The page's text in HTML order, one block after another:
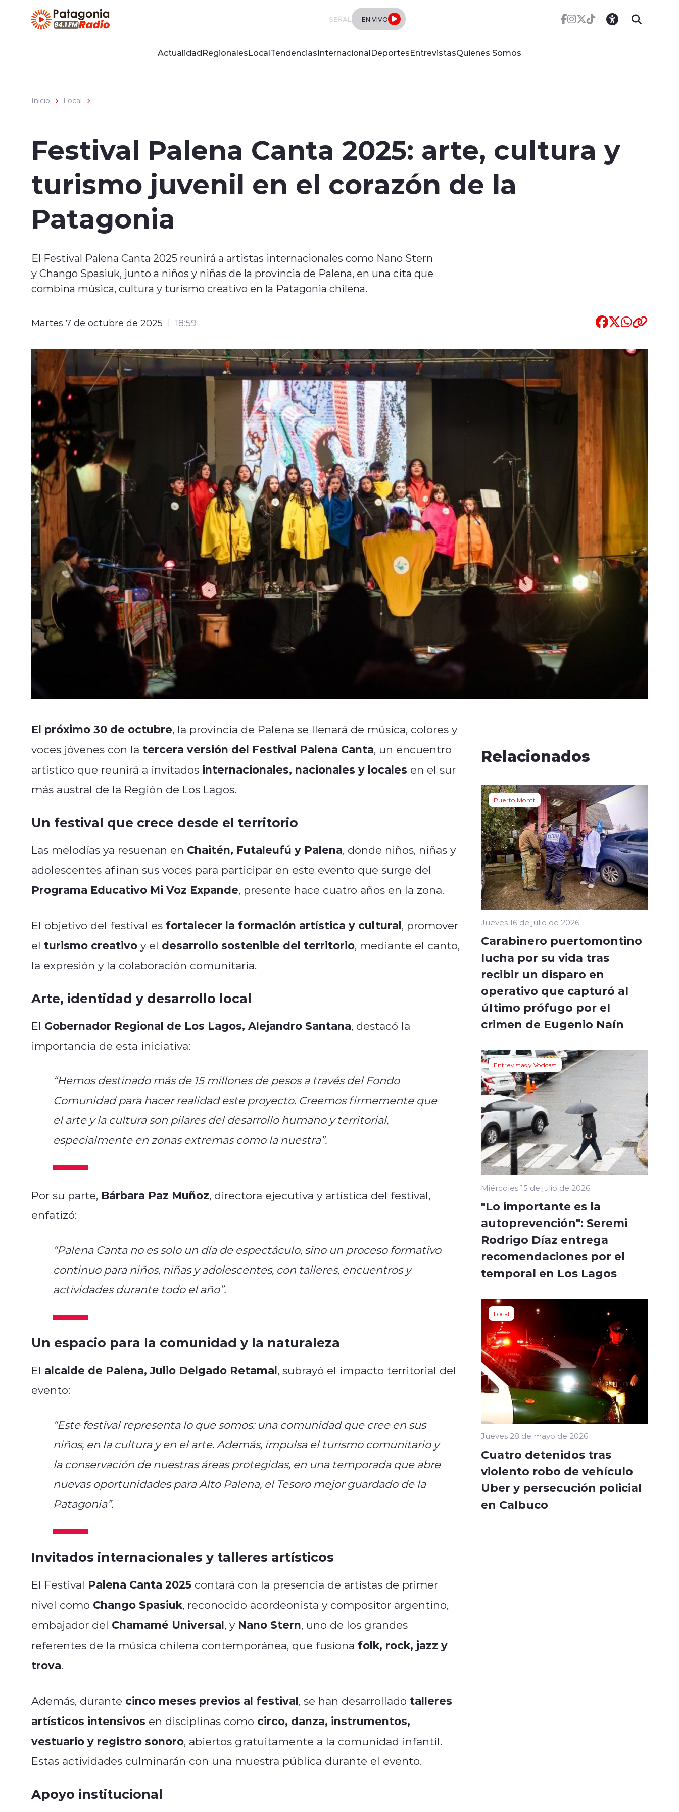
SEÑAL EN VIVO
ActualidadRegionalesLocalTendenciasInternacionalDeportesEntrevistasQuienes Somos
Inicio Local
Festival Palena Canta 2025: arte, cultura y
turismo juvenil en el corazón de la
Patagonia
El Festival Palena Canta 2025 reunirá a artistas internacionales como Nano Stern
y Chango Spasiuk, junto a niños y niñas de la provincia de Palena, en una cita que
combina música, cultura y turismo creativo en la Patagonia chilena.
Martes 7 de octubre de 2025 18:59
El próximo 30 de octubre, la provincia de Palena se llenará de música, colores y
voces jóvenes con la tercera versión del Festival Palena Canta, un encuentro
artístico que reunirá a invitados internacionales, nacionales y locales en el sur
más austral de la Región de Los Lagos.
Un festival que crece desde el territorio
Las melodías ya resuenan en Chaitén, Futaleufú y Palena, donde niños, niñas y
adolescentes afinan sus voces para participar en este evento que surge del
Programa Educativo Mi Voz Expande, presente hace cuatro años en la zona.
El objetivo del festival es fortalecer la formación artística y cultural, promover
el turismo creativo y el desarrollo sostenible del territorio, mediante el canto,
la expresión y la colaboración comunitaria.
Arte, identidad y desarrollo local
El Gobernador Regional de Los Lagos, Alejandro Santana, destacó la
importancia de esta iniciativa:
“Hemos destinado más de 15 millones de pesos a través del Fondo
Comunidad para hacer realidad este proyecto. Creemos firmemente que
el arte y la cultura son pilares del desarrollo humano y territorial,
especialmente en zonas extremas como la nuestra”.
Por su parte, Bárbara Paz Muñoz, directora ejecutiva y artística del festival,
enfatizó:
“Palena Canta no es solo un día de espectáculo, sino un proceso formativo
continuo para niños, niñas y adolescentes, con talleres, encuentros y
actividades durante todo el año”.
Un espacio para la comunidad y la naturaleza
El alcalde de Palena, Julio Delgado Retamal, subrayó el impacto territorial del
evento:
“Este festival representa lo que somos: una comunidad que cree en sus
niños, en la cultura y en el arte. Además, impulsa el turismo comunitario y
la conservación de nuestras áreas protegidas, en una temporada que abre
nuevas oportunidades para Alto Palena, el Tesoro mejor guardado de la
Patagonia”.
Invitados internacionales y talleres artísticos
El Festival Palena Canta 2025 contará con la presencia de artistas de primer
nivel como Chango Spasiuk, reconocido acordeonista y compositor argentino,
embajador del Chamamé Universal, y Nano Stern, uno de los grandes
referentes de la música chilena contemporánea, que fusiona folk, rock, jazz y
trova.
Además, durante cinco meses previos al festival, se han desarrollado talleres
artísticos intensivos en disciplinas como circo, danza, instrumentos,
vestuario y registro sonoro, abiertos gratuitamente a la comunidad infantil.
Estas actividades culminarán con una muestra pública durante el evento.
Apoyo institucional
Relacionados
Puerto Montt
Jueves 16 de julio de 2026
Carabinero puertomontino
lucha por su vida tras
recibir un disparo en
operativo que capturó al
último prófugo por el
crimen de Eugenio Naín
Entrevistas y Vodcast
Miércoles 15 de julio de 2026
"Lo importante es la
autoprevención": Seremi
Rodrigo Díaz entrega
recomendaciones por el
temporal en Los Lagos
Local
Jueves 28 de mayo de 2026
Cuatro detenidos tras
violento robo de vehículo
Uber y persecución policial
en Calbuco